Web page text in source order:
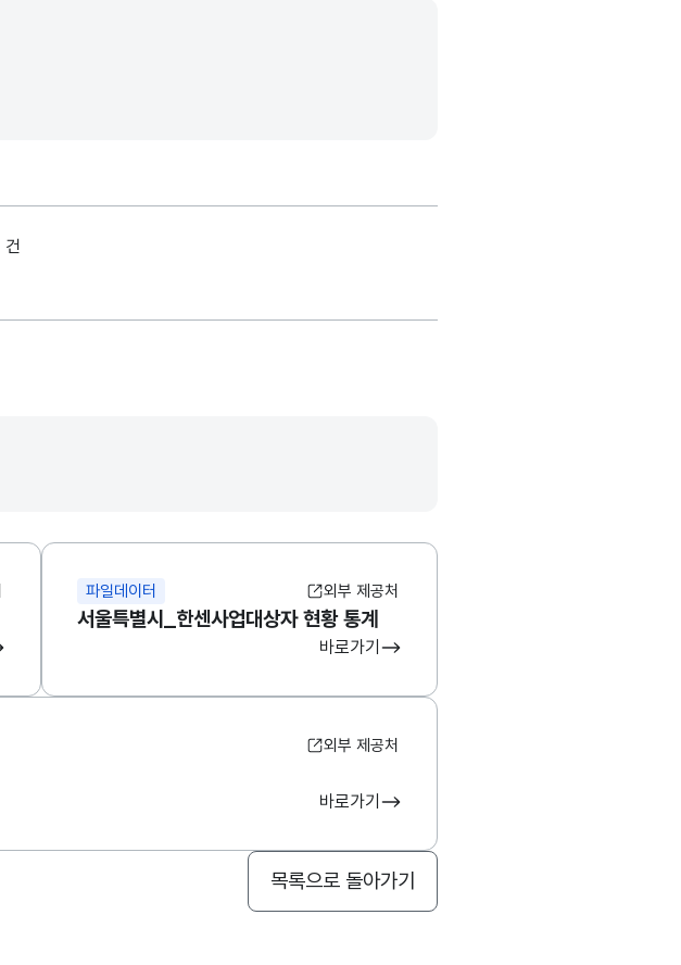
건
파일데이터 외부 제공처
서울특별시_한센사업대상자 현황 통계
바로가기
외부 제공처
바로가기
목록으로 돌아가기